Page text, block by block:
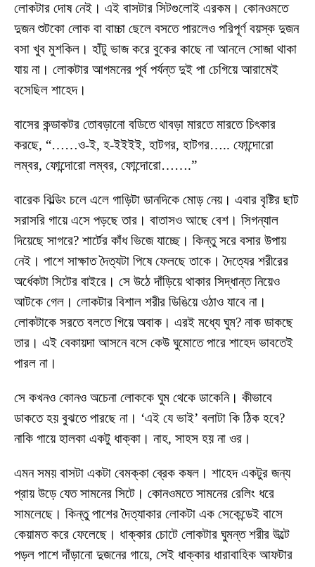
লোকটার দোষ নেই। এই বাসটার সিটগুলোই এরকম। কোনওমতে
দুজন শুটকো লোক বা বাচ্চা ছেলে বসতে পারলেও পরিপূর্ণ বয়স্ক দুজন
বসা খুব মুশকিল। হাঁটু ভাজ করে বুকের কাছে না আনলে সোজা থাকা
যায় না। লোকটার আগমনের পূর্ব পর্যন্ত দুই পা চেগিয়ে আরামেই
বসেছিল শাহেদ।
বাসের কন্ডাকটর তোবড়ানো বডিতে থাবড়া মারতে মারতে চিৎকার
করছে, “……ও-ই, হ-ইইইই, হাটগর, হাটগর….. ফোন্দোরো
লম্বর, ফোন্দোরো লম্বর, ফোন্দোরো…….”
বারেক বিল্ডিং চলে এলে গাড়িটা ডানদিকে মোড় নেয়। এবার বৃষ্টির ছাট
সরাসরি গায়ে এসে পড়ছে তার। বাতাসও আছে বেশ। সিগন্যাল
দিয়েছে সাগরে? শার্টের কাঁধ ভিজে যাচ্ছে। কিন্তু সরে বসার উপায়
নেই। পাশে সাক্ষাত দৈত্যটা পিষে ফেলছে তাকে। দৈত্যের শরীরের
অর্ধেকটা সিটের বাইরে। সে উঠে দাঁড়িয়ে থাকার সিদ্ধান্ত নিয়েও
আটকে গেল। লোকটার বিশাল শরীর ডিঙিয়ে ওঠাও যাবে না।
লোকটাকে সরতে বলতে গিয়ে অবাক। এরই মধ্যে ঘুম? নাক ডাকছে
তার। এই বেকায়দা আসনে বসে কেউ ঘুমোতে পারে শাহেদ ভাবতেই
পারল না।
সে কখনও কোনও অচেনা লোককে ঘুম থেকে ডাকেনি। কীভাবে
ডাকতে হয় বুঝতে পারছে না। ‘এই যে ভাই’ বলাটা কি ঠিক হবে?
নাকি গায়ে হালকা একটু ধাক্কা। নাহ, সাহস হয় না ওর।
এমন সময় বাসটা একটা বেমক্কা ব্রেক কষল। শাহেদ একটুর জন্য
প্রায় উড়ে যেত সামনের সিটে। কোনওমতে সামনের রেলিং ধরে
সামলেছে। কিন্তু পাশের দৈত্যাকার লোকটা এক সেকেন্ডেই বাসে
কেয়ামত করে ফেলেছে। ধাক্কার চোটে লোকটার ঘুমন্ত শরীর উল্টে
পড়ল পাশে দাঁড়ানো দুজনের গায়ে, সেই ধাক্কার ধারাবাহিক আফটার